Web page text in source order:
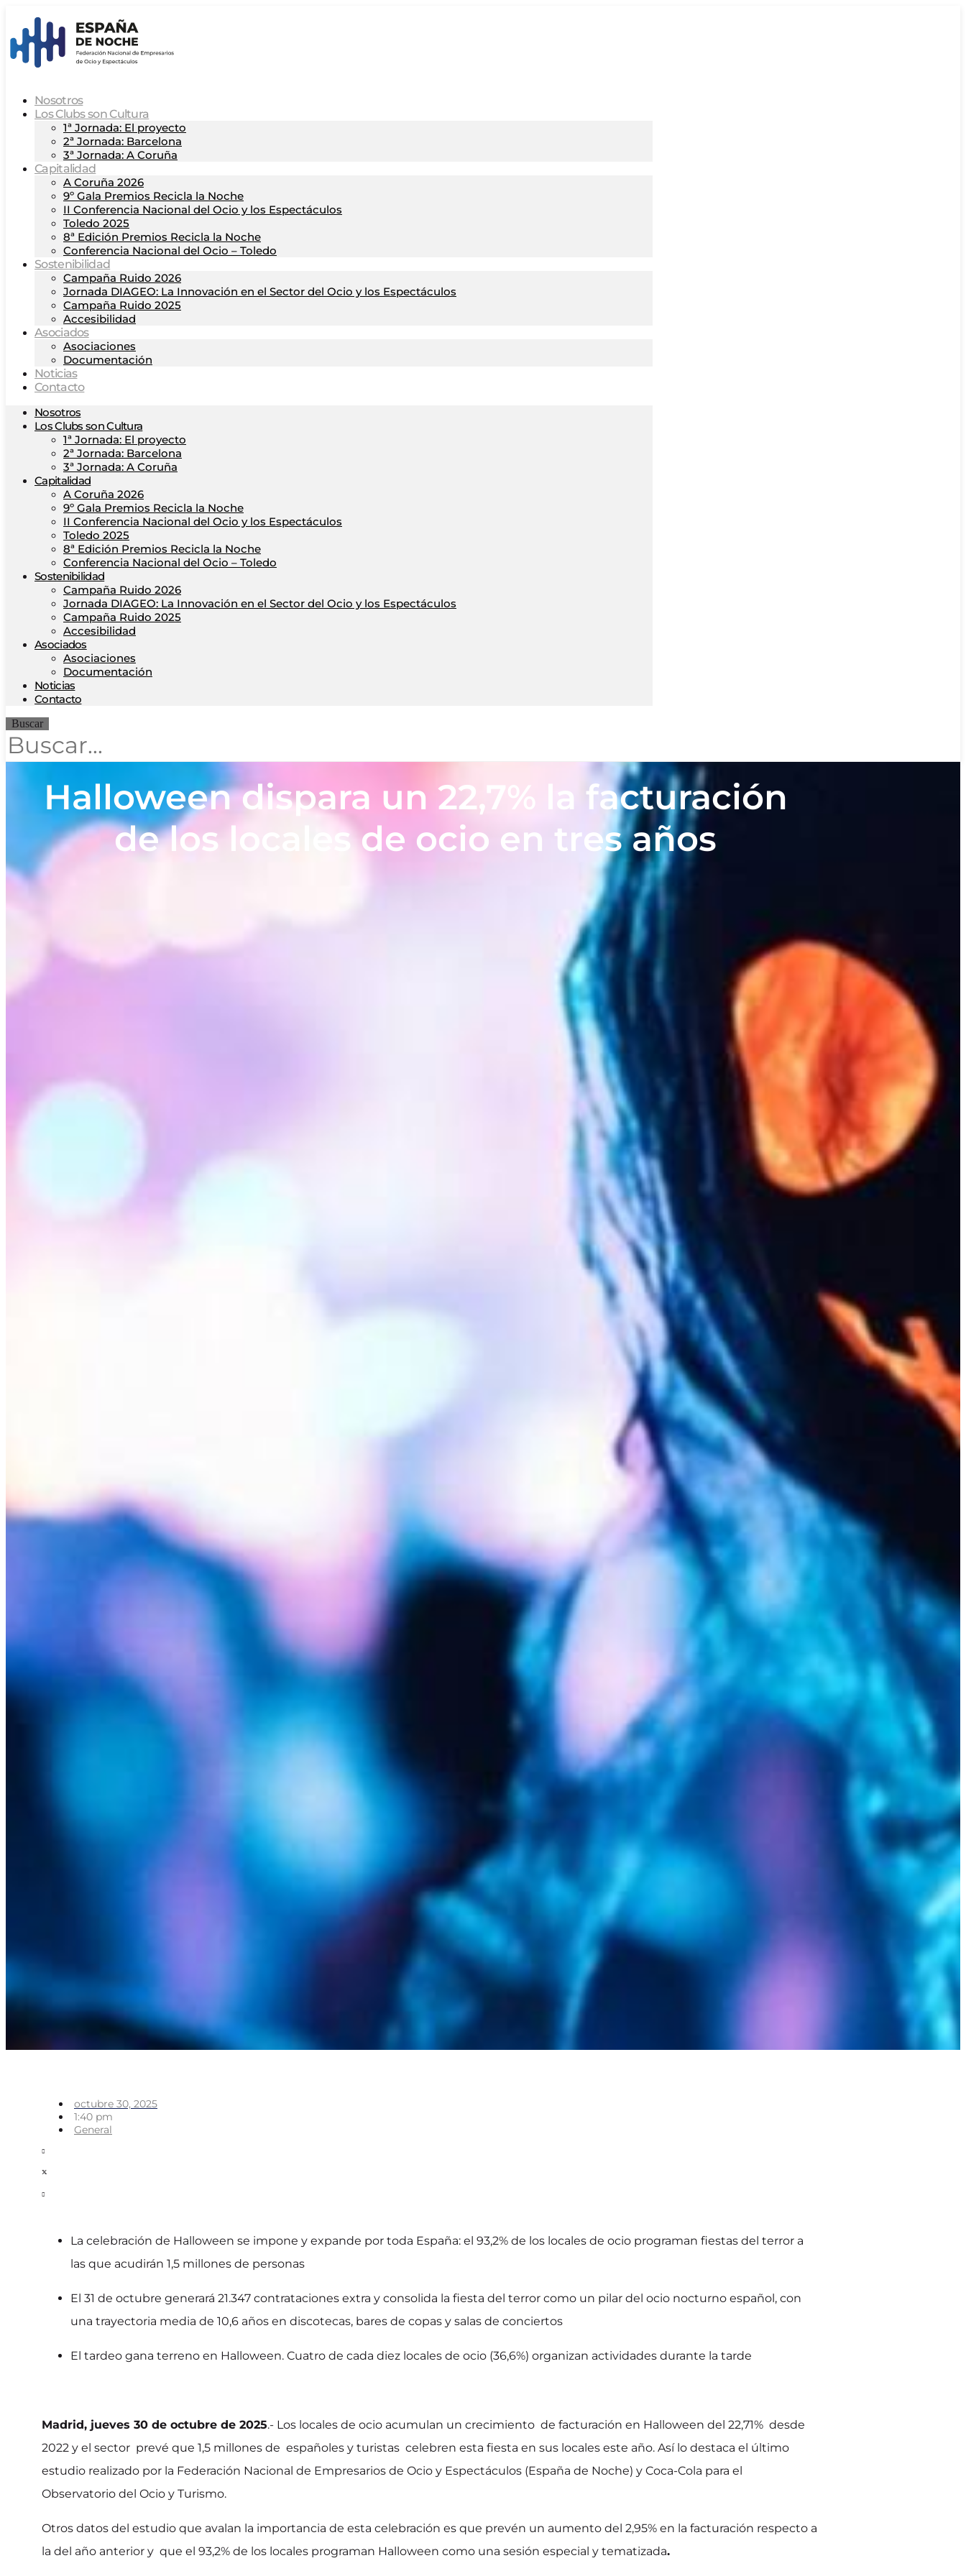
Nosotros
Los Clubs son Cultura
1ª Jornada: El proyecto
2ª Jornada: Barcelona
3ª Jornada: A Coruña
Capitalidad
A Coruña 2026
9º Gala Premios Recicla la Noche
II Conferencia Nacional del Ocio y los Espectáculos
Toledo 2025
8ª Edición Premios Recicla la Noche
Conferencia Nacional del Ocio – Toledo
Sostenibilidad
Campaña Ruido 2026
Jornada DIAGEO: La Innovación en el Sector del Ocio y los Espectáculos
Campaña Ruido 2025
Accesibilidad
Asociados
Asociaciones
Documentación
Noticias
Contacto
Nosotros
Los Clubs son Cultura
1ª Jornada: El proyecto
2ª Jornada: Barcelona
3ª Jornada: A Coruña
Capitalidad
A Coruña 2026
9º Gala Premios Recicla la Noche
II Conferencia Nacional del Ocio y los Espectáculos
Toledo 2025
8ª Edición Premios Recicla la Noche
Conferencia Nacional del Ocio – Toledo
Sostenibilidad
Campaña Ruido 2026
Jornada DIAGEO: La Innovación en el Sector del Ocio y los Espectáculos
Campaña Ruido 2025
Accesibilidad
Asociados
Asociaciones
Documentación
Noticias
Contacto
Buscar
Halloween dispara un 22,7% la facturación
de los locales de ocio en tres años
octubre 30, 2025
1:40 pm
General
La celebración de Halloween se impone y expande por toda España: el 93,2% de los locales de ocio programan fiestas del terror a
las que acudirán 1,5 millones de personas
El 31 de octubre generará 21.347 contrataciones extra y consolida la fiesta del terror como un pilar del ocio nocturno español, con
una trayectoria media de 10,6 años en discotecas, bares de copas y salas de conciertos
El tardeo gana terreno en Halloween. Cuatro de cada diez locales de ocio (36,6%) organizan actividades durante la tarde
Madrid, jueves 30 de octubre de 2025.- Los locales de ocio acumulan un crecimiento de facturación en Halloween del 22,71% desde
2022 y el sector prevé que 1,5 millones de españoles y turistas celebren esta fiesta en sus locales este año. Así lo destaca el último
estudio realizado por la Federación Nacional de Empresarios de Ocio y Espectáculos (España de Noche) y Coca-Cola para el
Observatorio del Ocio y Turismo.
Otros datos del estudio que avalan la importancia de esta celebración es que prevén un aumento del 2,95% en la facturación respecto a
la del año anterior y que el 93,2% de los locales programan Halloween como una sesión especial y tematizada.